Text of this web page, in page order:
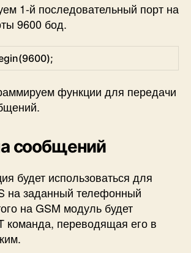
1-й последовательный порт на
9600 бод.
(9600);
функции для передачи
сообщений
будет использоваться для
на заданный телефонный
на GSM модуль будет
команда, переводящая его в